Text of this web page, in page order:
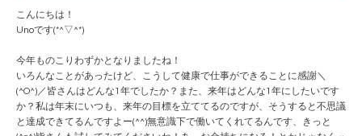
こんにちは！
Unoです(*^▽^*)
今年ものこりわずかとなりましたね！
いろんなことがあったけど、こうして健康で仕事ができることに感謝＼
(^O^)／皆さんはどんな1年でしたか？また、来年はどんな1年にしたいです
か？私は年末にいつも、来年の目標を立ててるのですが、そうすると不思議
と達成できてるんですよー(^^)無意識下で働いてくれてるんです、きっと